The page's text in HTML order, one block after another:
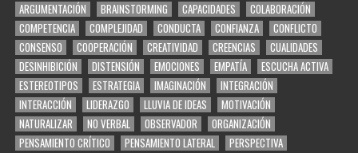
ARGUMENTACIÓN BRAINSTORMING CAPACIDADES
COLABORACIÓN
COMPETENCIA
COMPLEJIDAD CONDUCTA CONFIANZA
CONFLICTO
CONSENSO
COOPERACIÓN CREATIVIDAD CREENCIAS
CUALIDADES
DESINHIBICIÓN
DISTENSIÓN EMOCIONES EMPATÍA
ESCUCHA ACTIVA
ESTEREOTIPOS
ESTRATEGIA IMAGINACIÓN
INTEGRACIÓN
INTERACCIÓN
LIDERAZGO LLUVIA DE IDEAS
MOTIVACIÓN
NATURALIZAR
NO VERBAL OBSERVADOR
ORGANIZACIÓN
PENSAMIENTO CRÍTICO
PENSAMIENTO LATERAL
PERSPECTIVA